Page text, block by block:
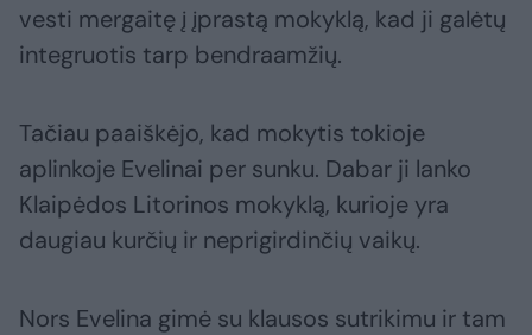
vesti mergaitę į įprastą mokyklą, kad ji galėtų
integruotis tarp bendraamžių.
Tačiau paaiškėjo, kad mokytis tokioje
aplinkoje Evelinai per sunku. Dabar ji lanko
Klaipėdos Litorinos mokyklą, kurioje yra
daugiau kurčių ir neprigirdinčių vaikų.
Nors Evelina gimė su klausos sutrikimu ir tam